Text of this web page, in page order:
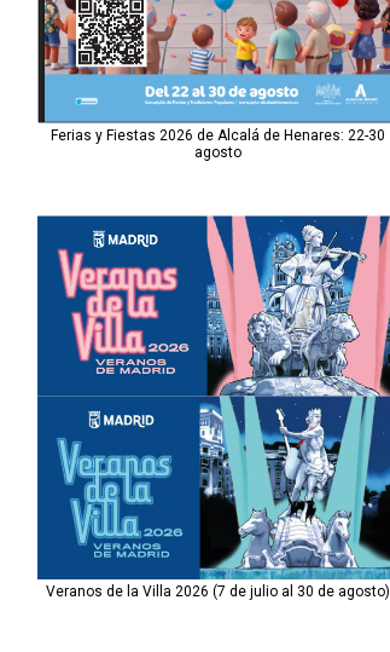
Ferias y Fiestas 2026 de Alcalá de Henares: 22-30
agosto
Veranos de la Villa 2026 (7 de julio al 30 de agosto)